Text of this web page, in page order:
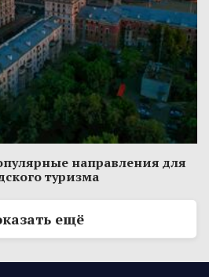
направления для
туризма
ещё